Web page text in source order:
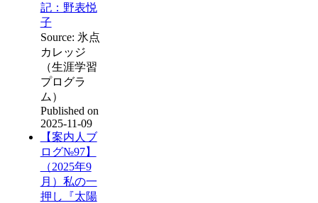
記：野表悦
子
Source: 氷点
カレッジ
（生涯学習
プログラ
ム）
Published on
2025-11-09
【案内人ブ
ログ№97】
（2025年9
月）私の一
押し『太陽